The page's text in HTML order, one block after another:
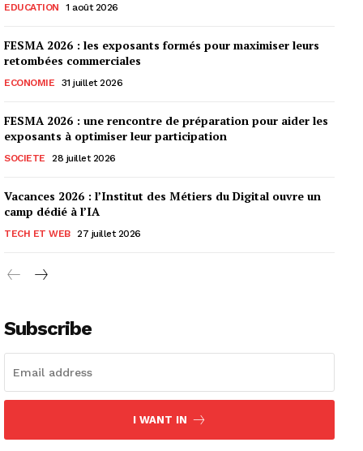
EDUCATION 1 août 2026
FESMA 2026 : les exposants formés pour maximiser leurs
retombées commerciales
ECONOMIE 31 juillet 2026
FESMA 2026 : une rencontre de préparation pour aider les
exposants à optimiser leur participation
SOCIETE 28 juillet 2026
Vacances 2026 : l’Institut des Métiers du Digital ouvre un
camp dédié à l’IA
TECH ET WEB 27 juillet 2026
Subscribe
I WANT IN